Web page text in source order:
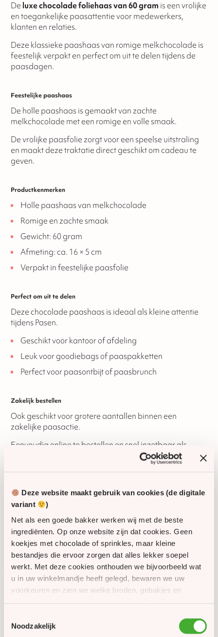
Deze website maakt gebruik van cookies (de digitale
variant
)
Net als een goede bakker werken wij met de beste
ingrediënten. Op onze website zijn dat cookies. Geen
koekjes met chocolade of sprinkles, maar kleine
bestandjes die ervoor zorgen dat alles lekker soepel
werkt. Met deze cookies onthouden we bijvoorbeeld wat
u in uw winkelmandje heeft gelegd, bewaren we uw
voorkeuren en zien we welke broden, gebakjes en
beter maken. Met uw toestemming gebruiken we
Noodzakelijk
De luxe chocolade foliehaas van 60 gram is een vrolijke
en toegankelijke paasattentie voor medewerkers,
klanten en relaties.
Deze klassieke paashaas van romige melkchocolade is
feestelijk verpakt en perfect om uit te delen tijdens de
paasdagen.
Feestelijke paashaas
De holle paashaas is gemaakt van zachte
melkchocolade met een romige en volle smaak.
De vrolijke paasfolie zorgt voor een speelse uitstraling
en maakt deze traktatie direct geschikt om cadeau te
geven.
Productkenmerken
Holle paashaas van melkchocolade
Romige en zachte smaak
Gewicht: 60 gram
Afmeting: ca. 16 × 5 cm
Verpakt in feestelijke paasfolie
Perfect om uit te delen
Deze chocolade paashaas is ideaal als kleine attentie
tijdens Pasen.
Geschikt voor kantoor of afdeling
Leuk voor goodiebags of paaspakketten
Perfect voor paasontbijt of paasbrunch
Zakelijk bestellen
Ook geschikt voor grotere aantallen binnen een
zakelijke paasactie.
Eenvoudig online te bestellen en snel inzetbaar als
SKU
61249
Houdbaarheid
Glutenvrij Ja
Lactosevrij Nee
Vegan Nee
Halal geschikt (niet